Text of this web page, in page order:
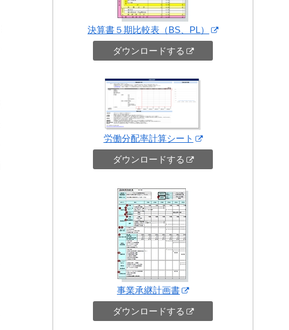
決算書５期比較表（BS、PL）
ダウンロードする
労働分配率計算シート
ダウンロードする
事業承継計画書
ダウンロードする